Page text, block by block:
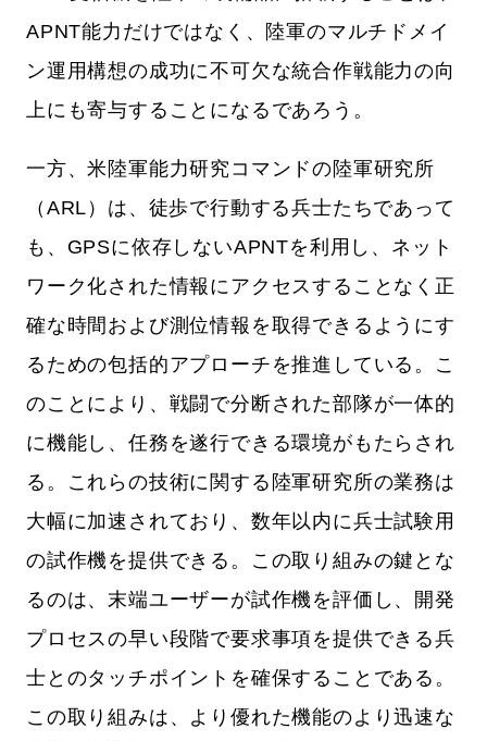
APNT能力だけではなく、陸軍のマルチドメイ
ン運用構想の成功に不可欠な統合作戦能力の向
上にも寄与することになるであろう。
一方、米陸軍能力研究コマンドの陸軍研究所
（ARL）は、徒歩で行動する兵士たちであって
も、GPSに依存しないAPNTを利用し、ネット
ワーク化された情報にアクセスすることなく正
確な時間および測位情報を取得できるようにす
るための包括的アプローチを推進している。こ
のことにより、戦闘で分断された部隊が一体的
に機能し、任務を遂行できる環境がもたらされ
る。これらの技術に関する陸軍研究所の業務は
大幅に加速されており、数年以内に兵士試験用
の試作機を提供できる。この取り組みの鍵とな
るのは、末端ユーザーが試作機を評価し、開発
プロセスの早い段階で要求事項を提供できる兵
士とのタッチポイントを確保することである。
この取り組みは、より優れた機能のより迅速な